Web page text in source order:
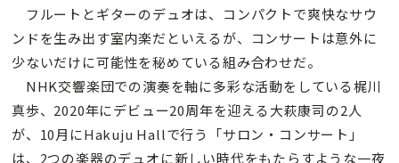
フルートとギターのデュオは、コンパクトで爽快なサウ
ンドを生み出す室内楽だといえるが、コンサートは意外に
少ないだけに可能性を秘めている組み合わせだ。
NHK交響楽団での演奏を軸に多彩な活動をしている梶川
真歩、2020年にデビュー20周年を迎える大萩康司の2人
が、10月にHakuju Hallで行う「サロン・コンサート」
は、2つの楽器のデュオに新しい時代をもたらすような一夜